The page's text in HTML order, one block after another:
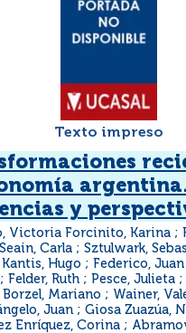
Texto impreso
y
Victoria Forcinito, Karina ;
Carla ; Sztulwark,
Hugo ; Federico,
Felder, Ruth ; Pesce, Julieta
Mariano ; Wainer,
Juan ; Giosa Zuazúa,
Enríquez, Corina ;